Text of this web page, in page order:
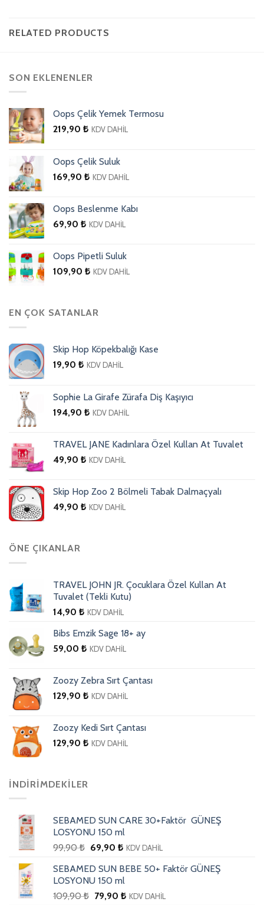
RELATED PRODUCTS
SON EKLENENLER
Oops Çelik Yemek Termosu
219,90 ₺ KDV DAHİL
Oops Çelik Suluk
169,90 ₺ KDV DAHİL
Oops Beslenme Kabı
69,90 ₺ KDV DAHİL
Oops Pipetli Suluk
109,90 ₺ KDV DAHİL
EN ÇOK SATANLAR
Skip Hop Köpekbalığı Kase
19,90 ₺ KDV DAHİL
Sophie La Girafe Zürafa Diş Kaşıyıcı
194,90 ₺ KDV DAHİL
TRAVEL JANE Kadınlara Özel Kullan At Tuvalet
49,90 ₺ KDV DAHİL
Skip Hop Zoo 2 Bölmeli Tabak Dalmaçyalı
49,90 ₺ KDV DAHİL
ÖNE ÇIKANLAR
TRAVEL JOHN JR. Çocuklara Özel Kullan At
Tuvalet (Tekli Kutu)
14,90 ₺ KDV DAHİL
Bibs Emzik Sage 18+ ay
59,00 ₺ KDV DAHİL
Zoozy Zebra Sırt Çantası
129,90 ₺ KDV DAHİL
Zoozy Kedi Sırt Çantası
129,90 ₺ KDV DAHİL
İNDIRIMDEKILER
SEBAMED SUN CARE 30+Faktör GÜNEŞ
LOSYONU 150 ml
99,90₺ 69,90 ₺ KDV DAHİL
SEBAMED SUN BEBE 50+ Faktör GÜNEŞ
LOSYONU 150 ml
109,90₺ 79,90 ₺ KDV DAHİL